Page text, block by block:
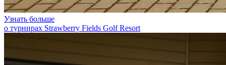
Узнать больше
о турнирах Strawberry Fields Golf Resort